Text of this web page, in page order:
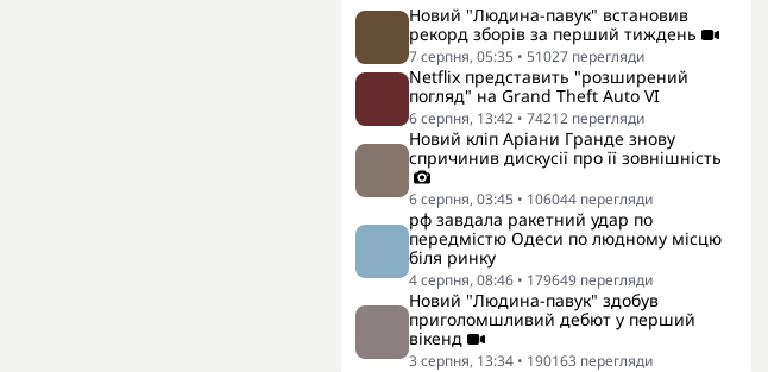
Новий "Людина-павук" встановив
рекорд зборів за перший тиждень
7 серпня, 05:35 • 51027 перегляди
Netflix представить "розширений
погляд" на Grand Theft Auto VI
6 серпня, 13:42 • 74212 перегляди
Новий кліп Аріани Гранде знову
спричинив дискусії про її зовнішність
6 серпня, 03:45 • 106044 перегляди
рф завдала ракетний удар по
передмістю Одеси по людному місцю
біля ринку
4 серпня, 08:46 • 179649 перегляди
Новий "Людина-павук" здобув
приголомшливий дебют у перший
вікенд
3 серпня, 13:34 • 190163 перегляди